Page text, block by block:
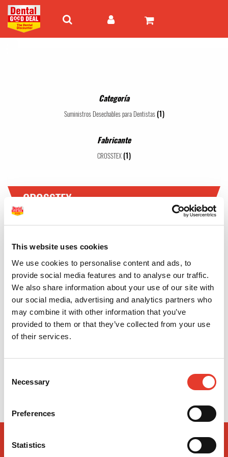
This website uses cookies
We use cookies to personalise content and ads, to
provide social media features and to analyse our traffic.
We also share information about your use of our site with
our social media, advertising and analytics partners who
may combine it with other information that you’ve
provided to them or that they’ve collected from your use
of their services.
Selection
Necessary
Preferences
Statistics
Categoría
Suministros Desechables para Dentistas(1)
Fabricante
CROSSTEX (1)
CROSSTEX
Mejor valor 24 1 - 1 de 1 artículos
Fundas Cabezal | Crosstex
Desde 39,84 €